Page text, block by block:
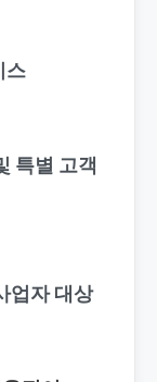
스
특별 고객
업자 대상